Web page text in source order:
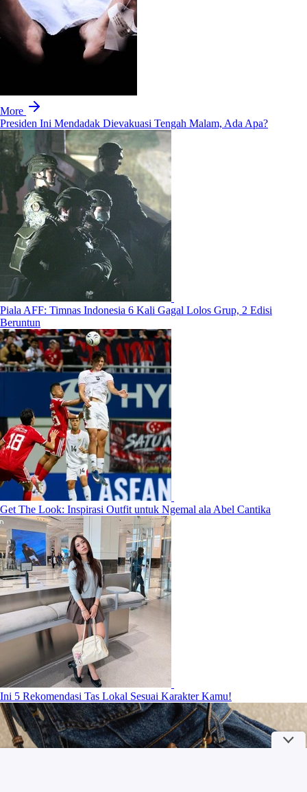
More
Presiden Ini Mendadak Dievakuasi Tengah Malam, Ada Apa?
Piala AFF: Timnas Indonesia 6 Kali Gagal Lolos Grup, 2 Edisi
Beruntun
Get The Look: Inspirasi Outfit untuk Ngemal ala Abel Cantika
Ini 5 Rekomendasi Tas Lokal Sesuai Karakter Kamu!